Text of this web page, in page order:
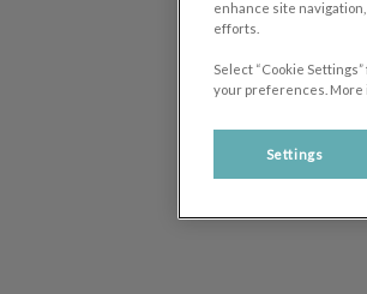
enhance site
efforts.
Select “Cookie
your preferences. More
Settings